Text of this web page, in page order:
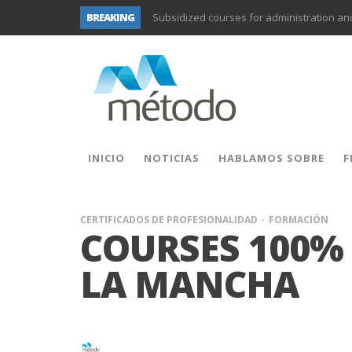
BREAKING
Subsidized courses for administration
UNIFORS2020- Second training activity
PROYECTO DITRAMA- THIRD MEETING OF
Subsidized training for workers in the
Subsidized training for workers and self-
INICIO NOTICIAS HABLAMOS SOBRE
CERTIFICADOS DE PROFESIONALIDAD FORMACIÓN
COURSES
LA MANCHA